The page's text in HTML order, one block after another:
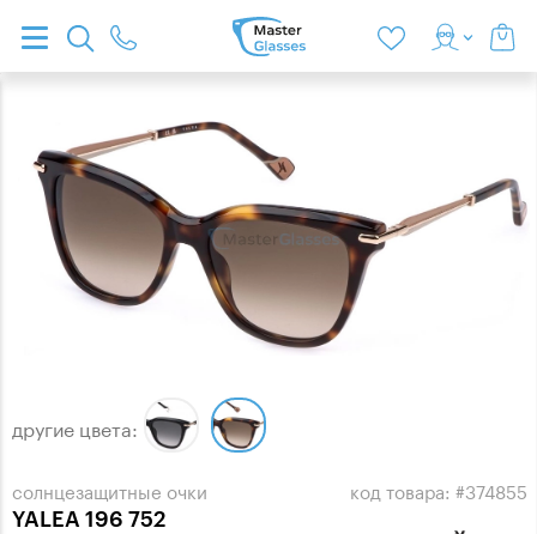
солнцезащитные очки
YALEA 196 752
код товара: #374855
другие цвета: